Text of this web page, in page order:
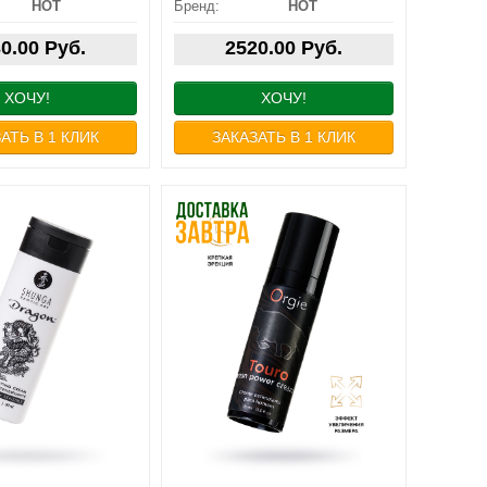
HOT
Руб.
ХОЧУ!
В 1 КЛИК
Бренд: HOT
2520.00 Руб.
ХОЧУ!
ЗАКАЗАТЬ В 1 КЛИК
или
ПОСЛЕЗАВТРА или